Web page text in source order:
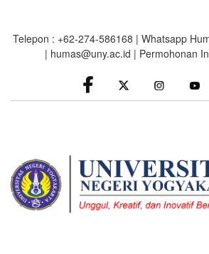
main
Telepon : +62-274-586168 | Whatsapp
| humas@uny.ac.id | Permohonan
facebook
Instagram
0%
read